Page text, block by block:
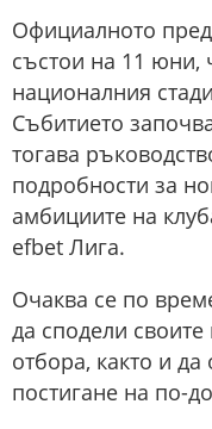
Официалното
състои на 11 юни,
националния
Събитието
тогава
подробности за
амбициите на
efbet Лига.
Очаква се по
да сподели своите
отбора, както и да
постигане на по-